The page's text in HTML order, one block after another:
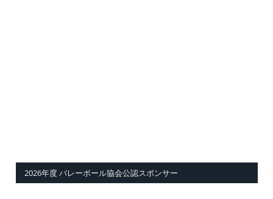
2026年度 バレーボール協会公認スポンサー